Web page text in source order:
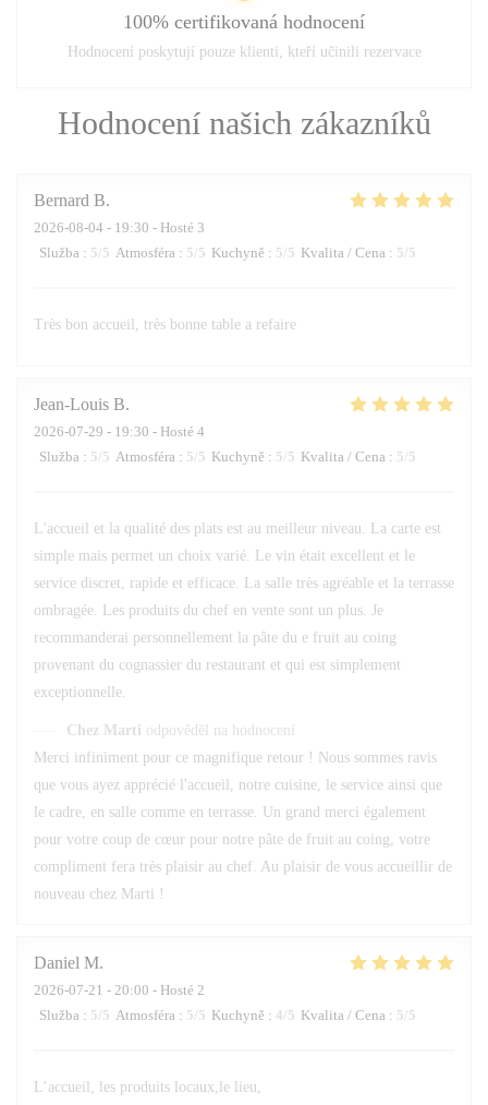
Hodnocení našich zákazníků
Bernard B
2026-08-04 - 19:30 - Hosté 3
Služba : 5/5 Atmosféra : 5/5 Kuchyně : 5/5 Kvalita / Cena : 5/5
Très bon accueil, très bonne table a refaire
Jean-Louis B
2026-07-29 - 19:30 - Hosté 4
Služba : 5/5 Atmosféra : 5/5 Kuchyně : 5/5 Kvalita / Cena : 5/5
L'accueil et la qualité des plats est au meilleur niveau. La carte est
simple mais permet un choix varié. Le vin était excellent et le
service discret, rapide et efficace. La salle très agréable et la terrasse
ombragée. Les produits du chef en vente sont un plus. Je
recommanderai personnellement la pâte du e fruit au coing
provenant du cognassier du restaurant et qui est simplement
exceptionnelle.
Chez Marti odpověděl na hodnocení
Merci infiniment pour ce magnifique retour ! Nous sommes ravis
que vous ayez apprécié l'accueil, notre cuisine, le service ainsi que
le cadre, en salle comme en terrasse. Un grand merci également
pour votre coup de cœur pour notre pâte de fruit au coing, votre
compliment fera très plaisir au chef. Au plaisir de vous accueillir de
nouveau chez Marti !
Daniel M
2026-07-21 - 20:00 - Hosté 2
Služba : 5/5 Atmosféra : 5/5 Kuchyně : 4/5 Kvalita / Cena : 5/5
L’accueil, les produits locaux,le lieu,
100% certifikovaná hodnocení
Hodnocení poskytují pouze klienti, kteří učinili rezervace